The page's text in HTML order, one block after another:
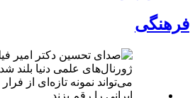
فرهنگی